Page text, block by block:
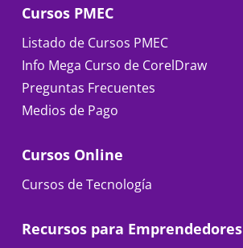
Cursos PMEC
Listado de Cursos PMEC
Info Mega Curso de CorelDraw
Preguntas Frecuentes
Medios de Pago
Cursos Online
Cursos de Tecnología
Recursos para Emprendedores